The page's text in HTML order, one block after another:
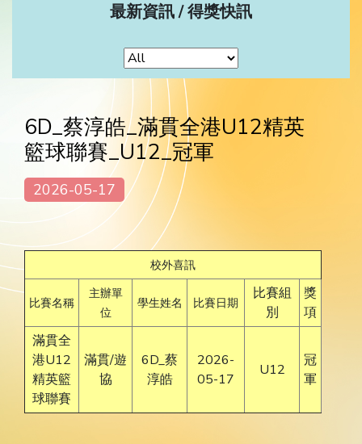
最新資訊 / 得獎快訊
6D_蔡淳皓_滿貫全港U12精英
籃球聯賽_U12_冠軍
2026-05-17
校外喜訊
比賽名稱
主辦單
位
學生姓名 比賽日期
比賽組
別
獎
項
滿貫全
港U12
精英籃
球聯賽
滿貫/遊
協
6D_蔡
淳皓
2026-
05-17
U12
冠
軍